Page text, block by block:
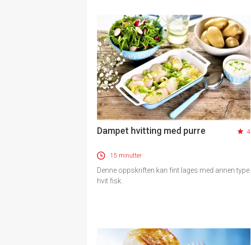
Dampet hvitting med purre 4
15 minutter
Denne oppskriften kan fint lages med annen type
hvit fisk.